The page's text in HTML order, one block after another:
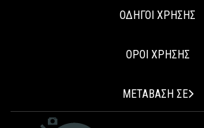
ΟΔΗΓΟΙ ΧΡΗΣΗΣ
ΟΡΟΙ ΧΡΗΣΗΣ
ΜΕΤΑΒΑΣΗ ΣΕ